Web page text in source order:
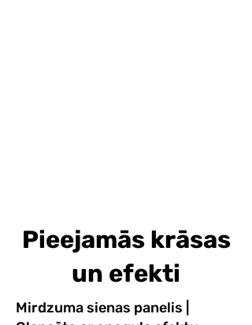
Pieejamās krāsas
un efekti
Mirdzuma sienas panelis |